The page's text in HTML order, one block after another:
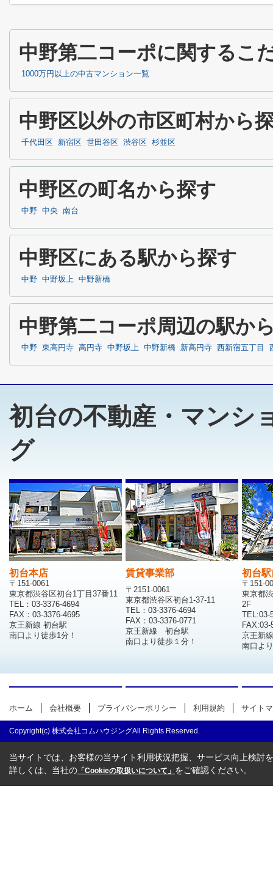
中野第二コーポに関するこ
1000万円以上の中古マンション一覧
中野区以外の市区町村から
千代田区 新宿区 世田谷区 渋谷区 杉並区
中野区の町名から探す
中野 中央 南台
中野区にある駅から探す
中野 中野坂上 中野新橋
中野第二コーポ周辺の駅か
中野 東高円寺 高円寺 中野坂上 中野新橋 新高円寺 西新宿五丁目
初台の不動産・マンシ
グ
初台本店
〒151-0061
東京都渋谷区初台1丁目37番11
TEL：03-3376-4694
FAX：03-3376-4695
京王新線 初台駅
南口より徒歩1分！
賃貸事業部
〒2151-0061
東京都渋谷区初台1-37-11
TEL：03-3376-4694
FAX：03-3376-0771
京王新線 初台駅
南口より徒歩１分！
初台
〒151-
東京都
2F
TEL:03-
FAX:03-
京王新
南口よ
ホーム 会社概要 プライバシーポリシー 利用規約 サイト
Copyright(c) 株式会社コムハウジングAll Rights Reserved.
当サイトでは、お客様の当サイト利用状況把握、サービス向上検討
詳しくは、当社の 「Cookieの取扱いについて」 をご確認ください。